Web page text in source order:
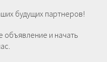
будущих партнеров!
объявление и начать